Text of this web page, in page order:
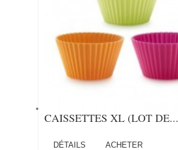
CAISSETTES XL (LOT DE...
DÉTAILS ACHETER